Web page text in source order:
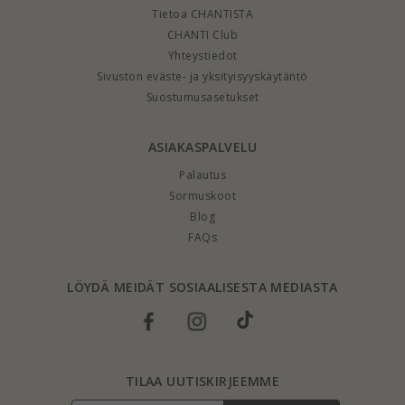
Tietoa CHANTISTA
CHANTI Club
Yhteystiedot
Sivuston eväste- ja yksityisyyskäytäntö
Suostumusasetukset
ASIAKASPALVELU
Palautus
Sormuskoot
Blog
FAQs
LÖYDÄ MEIDÄT SOSIAALISESTA MEDIASTA
TILAA UUTISKIRJEEMME